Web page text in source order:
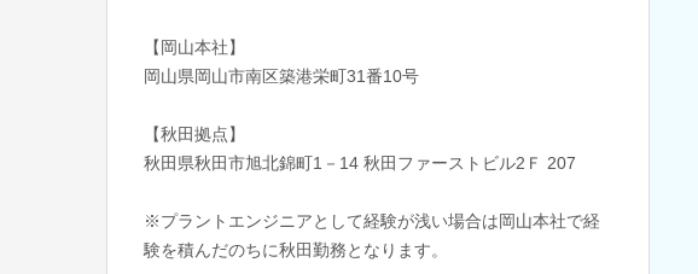
【岡山本社】
岡山県岡山市南区築港栄町31番10号
【秋田拠点】
秋田県秋田市旭北錦町1－14 秋田ファーストビル2Ｆ 207
※プラントエンジニアとして経験が浅い場合は岡山本社で経
験を積んだのちに秋田勤務となります。